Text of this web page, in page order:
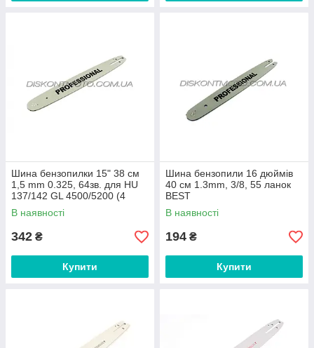
Шина бензопилки 15" 38 см
1,5 mm 0.325, 64зв. для HU
137/142 GL 4500/5200 (4
заклепки) BEST
В наявності
342 ₴
Купити
Шина бензопили 16 дюймів
40 см 1.3mm, 3/8, 55 ланок
BEST
В наявності
194 ₴
Купити